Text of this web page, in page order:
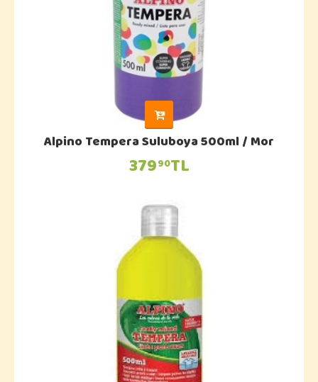
Alpino Tempera Suluboya 500ml / Mor
37990TL